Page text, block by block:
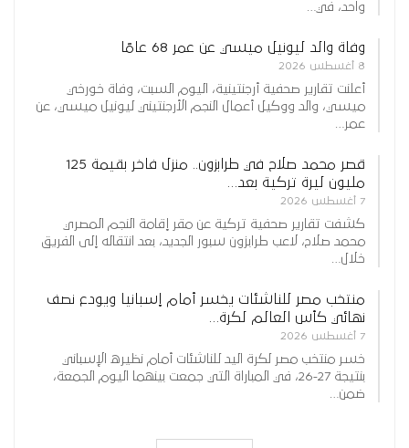
واحد، في…
وفاة والد ليونيل ميسي عن عمر 68 عامًا
8 أغسطس 2026
أعلنت تقارير صحفية أرجنتينية، اليوم السبت، وفاة خورخي
ميسي، والد ووكيل أعمال النجم الأرجنتيني ليونيل ميسي، عن
عمر…
قصر محمد صلاح في طرابزون.. منزل فاخر بقيمة 125
مليون ليرة تركية بعد…
7 أغسطس 2026
كشفت تقارير صحفية تركية عن مقر إقامة النجم المصري
محمد صلاح، لاعب طرابزون سبور الجديد، بعد انتقاله إلى الفريق
خلال…
منتخب مصر للناشئات يخسر أمام إسبانيا ويودع نصف
نهائي كأس العالم لكرة…
7 أغسطس 2026
خسر منتخب مصر لكرة اليد للناشئات أمام نظيره الإسباني
بنتيجة 27-26، في المباراة التي جمعت بينهما اليوم الجمعة،
ضمن…